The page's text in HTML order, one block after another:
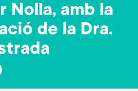
Nolla, amb la
de la Dra.